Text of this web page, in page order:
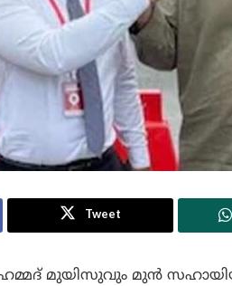
Tweet
മുഹമ്മദ് മുയിസുവും മുൻ